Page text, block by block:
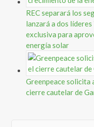
REC separará los
lanzará a dos
exclusiva para
energía solar
Greenpeace solicita
cierre cautelar de